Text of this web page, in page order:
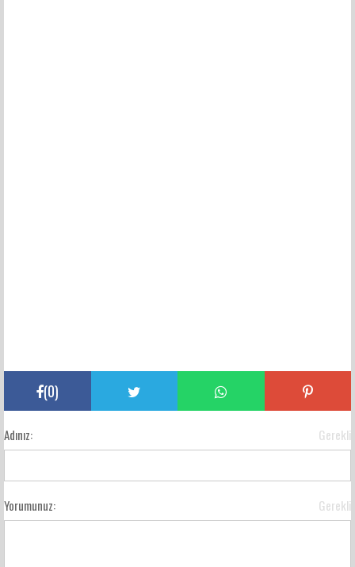
(0)
Adınız: Gerekli
Yorumunuz: Gerekli